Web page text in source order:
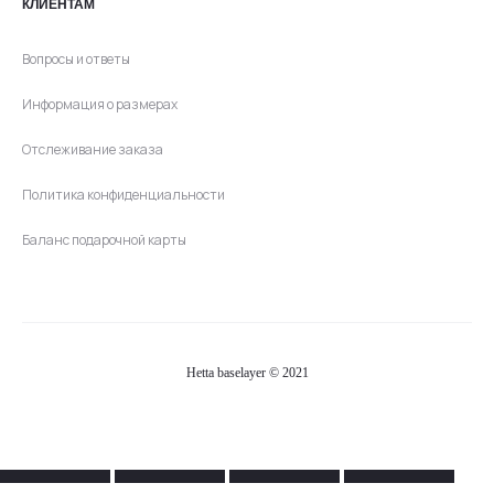
Вопросы и ответы
Информация о размерах
Отслеживание заказа
Политика конфиденциальности
Баланс подарочной карты
Hetta baselayer © 2021